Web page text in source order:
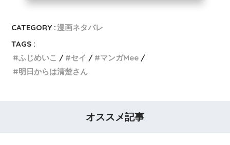
CATEGORY :漫画ネタバレ
TAGS :
ふじめいこ
セイ
マンガMee
明日からは清楚さん
オススメ記事